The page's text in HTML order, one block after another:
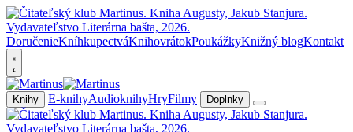
DoručenieKníhkupectváKnihovrátokPoukážkyKnižný blogKontakt
Knihy E-knihyAudioknihyHryFilmy Doplnky